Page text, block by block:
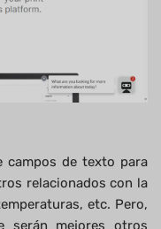
campos de texto para
relacionados con la
etc. Pero,
serán mejores otros